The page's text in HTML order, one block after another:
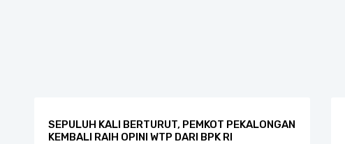
SEPULUH KALI BERTURUT, PEMKOT PEKALONGAN
KEMBALI RAIH OPINI WTP DARI BPK RI